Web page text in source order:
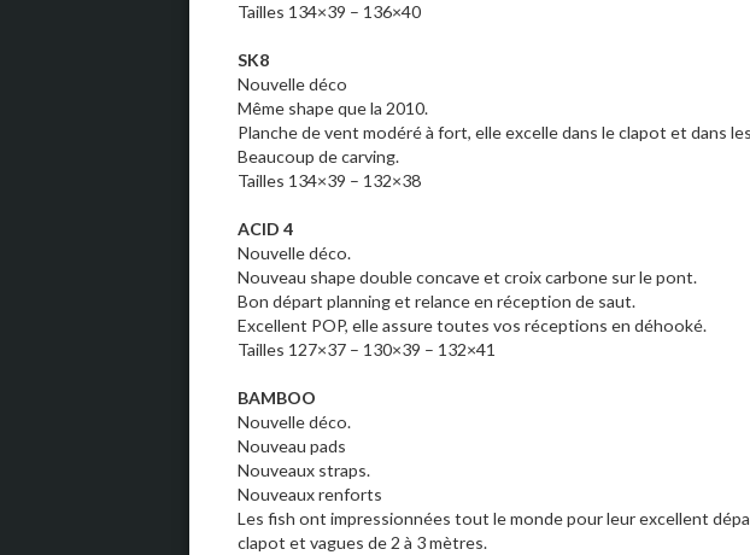
Tailles 134×39 – 136×40
SK8
Nouvelle déco
Même shape que la 2010.
Planche de vent modéré à fort, elle excelle dans le clapot et dans
Beaucoup de carving.
Tailles 134×39 – 132×38
ACID 4
Nouvelle déco.
Nouveau shape double concave et croix carbone sur le pont.
Bon départ planning et relance en réception de saut.
Excellent POP, elle assure toutes vos réceptions en déhooké.
Tailles 127×37 – 130×39 – 132×41
BAMBOO
Nouvelle déco.
Nouveau pads
Nouveaux straps.
Nouveaux renforts
Les fish ont impressionnées tout le monde pour leur excellent
clapot et vagues de 2 à 3 mètres.